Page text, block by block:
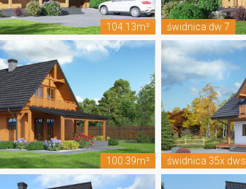
104.13m² świdnica dw 7
100.39m² świdnica 35x dws